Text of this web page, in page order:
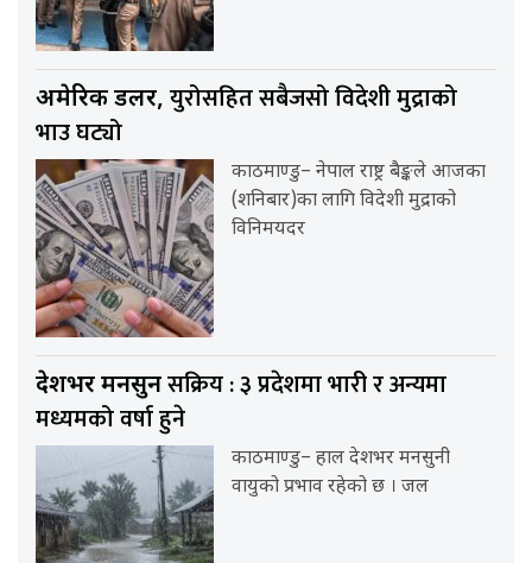
अमेरिकी डलर, युरोसहित सबैजसो विदेशी मुद्राको
भाउ घट्यो
काठमाण्डु– नेपाल राष्ट्र बैङ्कले आजका
(शनिबार)का लागि विदेशी मुद्राको
विनिमयदर
देशभर मनसुनसक्रिय : ३ प्रदेशमा भारी र अन्यमा
मध्यमको वर्षा हुने
काठमाण्डु– हाल देशभर मनसुनी
वायुको प्रभाव रहेको छ । जल